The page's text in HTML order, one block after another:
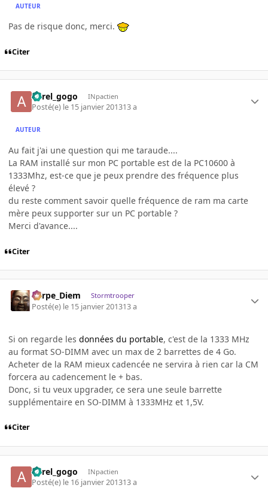
AUTEUR
Pas de risque donc, merci.
Citer
aurel_gogo INpactien
Posté(e) le 15 janvier 201313 a
AUTEUR
Au fait j'ai une question qui me taraude....
La RAM installé sur mon PC portable est de la PC10600 à
1333Mhz, est-ce que je peux prendre des fréquence plus
élevé ?
du reste comment savoir quelle fréquence de ram ma carte
mère peux supporter sur un PC portable ?
Merci d'avance....
Citer
Carpe_Diem Stormtrooper
Posté(e) le 15 janvier 201313 a
Si on regarde les données du portable, c'est de la 1333 MHz
au format SO-DIMM avec un max de 2 barrettes de 4 Go.
Acheter de la RAM mieux cadencée ne servira à rien car la CM
forcera au cadencement le + bas.
Donc, si tu veux upgrader, ce sera une seule barrette
supplémentaire en SO-DIMM à 1333MHz et 1,5V.
Citer
aurel_gogo INpactien
Posté(e) le 16 janvier 201313 a